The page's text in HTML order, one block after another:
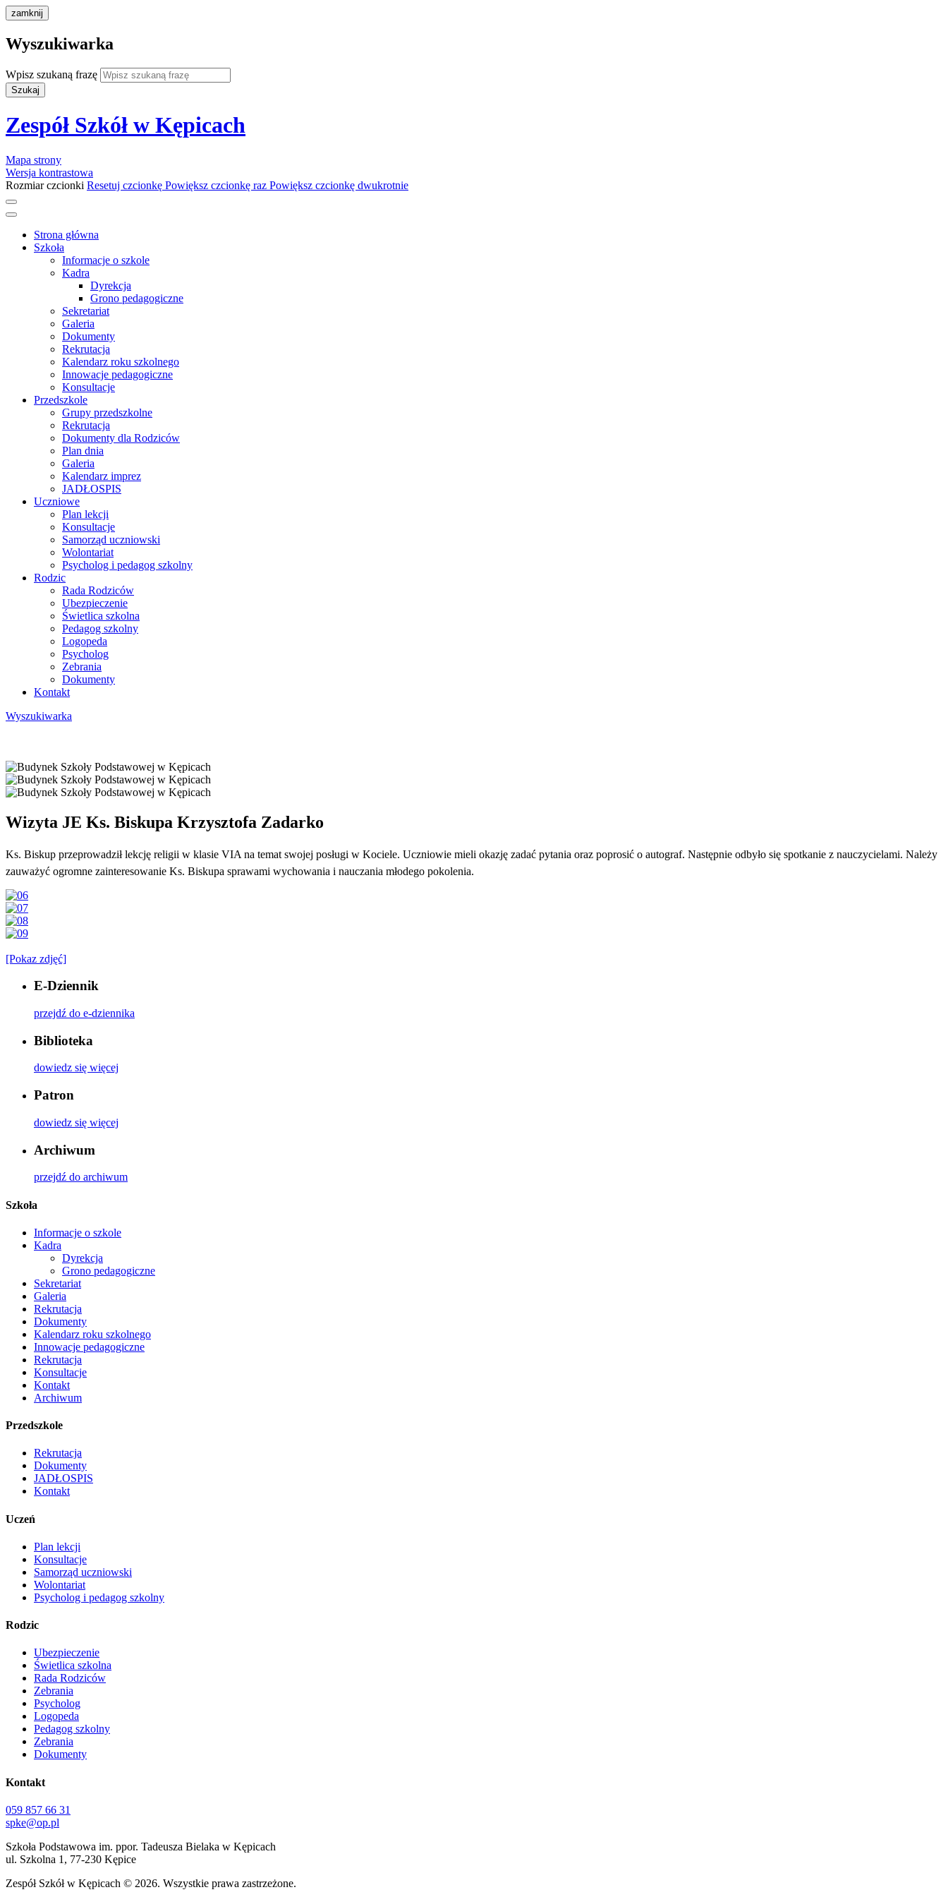
zamknij
Wyszukiwarka
Wpisz szukaną frazę
Szukaj
Zespół Szkół w Kępicach
Mapa strony
Wersja kontrastowa
Rozmiar czcionki Resetuj czcionkę Powiększ czcionkę raz Powiększ czcionkę dwukrotnie
Strona główna
Szkoła
Informacje o szkole
Kadra
Dyrekcja
Grono pedagogiczne
Sekretariat
Galeria
Dokumenty
Rekrutacja
Kalendarz roku szkolnego
Innowacje pedagogiczne
Konsultacje
Przedszkole
Grupy przedszkolne
Rekrutacja
Dokumenty dla Rodziców
Plan dnia
Galeria
Kalendarz imprez
JADŁOSPIS
Uczniowe
Plan lekcji
Konsultacje
Samorząd uczniowski
Wolontariat
Psycholog i pedagog szkolny
Rodzic
Rada Rodziców
Ubezpieczenie
Świetlica szkolna
Pedagog szkolny
Logopeda
Psycholog
Zebrania
Dokumenty
Kontakt
Wyszukiwarka
Wizyta JE Ks. Biskupa Krzysztofa Zadarko
Ks. Biskup przeprowadził lekcję religii w klasie VIA na temat swojej posługi w Kociele. Uczniowie mieli okazję zadać pytania oraz poprosić o autograf. Następnie odbyło się spotkanie z nauczycielami. Należy
zauważyć ogromne zainteresowanie Ks. Biskupa sprawami wychowania i nauczania młodego pokolenia.
[Pokaz zdjęć]
E-Dziennik
przejdź do e-dziennika
Biblioteka
dowiedz się więcej
Patron
dowiedz się więcej
Archiwum
przejdź do archiwum
Szkoła
Informacje o szkole
Kadra
Dyrekcja
Grono pedagogiczne
Sekretariat
Galeria
Rekrutacja
Dokumenty
Kalendarz roku szkolnego
Innowacje pedagogiczne
Rekrutacja
Konsultacje
Kontakt
Archiwum
Przedszkole
Rekrutacja
Dokumenty
JADŁOSPIS
Kontakt
Uczeń
Plan lekcji
Konsultacje
Samorząd uczniowski
Wolontariat
Psycholog i pedagog szkolny
Rodzic
Ubezpieczenie
Świetlica szkolna
Rada Rodziców
Zebrania
Psycholog
Logopeda
Pedagog szkolny
Zebrania
Dokumenty
Kontakt
059 857 66 31
spke@op.pl
Szkoła Podstawowa im. ppor. Tadeusza Bielaka w Kępicach
ul. Szkolna 1, 77-230 Kępice
Zespół Szkół w Kępicach © 2026. Wszystkie prawa zastrzeżone.